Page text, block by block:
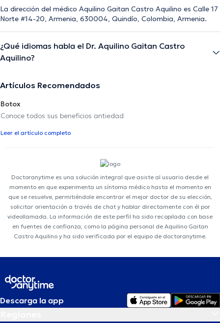
La dirección del médico Aquilino Gaitan Castro Aquilino es Calle 17
Norte #14-20, Armenia, 630004, Quindío, Colombia, Armenia.
¿Qué idiomas habla el Dr. Aquilino Gaitan Castro
Aquilino?
Artículos Recomendados
Botox
Conoce todos sus beneficios antiedad
Leer el artículo completo
Doctoranytime es una solución integral que asiste al usuario desde el
momento en que experimenta un síntoma médico hasta el momento en
que se resuelve, permitiéndole encontrar el mejor doctor de su elección,
solicitar orientación a través de chat y hablar directamente con él por
videollamada. La información de este perfil ha sido recopilada con base
en fuentes de confianza, como la página personal de Aquilino Gaitan
Castro Aquilino y ha sido verificada por el equipo de doctoranytime.
Descarga la app